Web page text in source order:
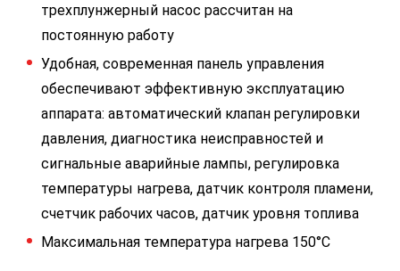
трехплунжерный насос рассчитан на
постоянную работу
Удобная, современная панель управления
обеспечивают эффективную эксплуатацию
аппарата: автоматический клапан регулировки
давления, диагностика неисправностей и
сигнальные аварийные лампы, регулировка
температуры нагрева, датчик контроля пламени,
счетчик рабочих часов, датчик уровня топлива
Максимальная температура нагрева 150°C